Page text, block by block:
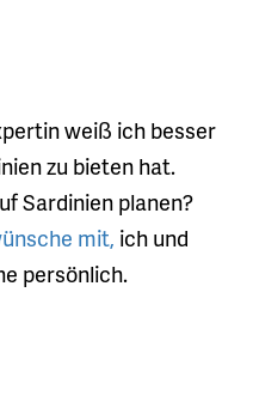
weiß ich besser
zu bieten hat.
Sardinien planen?
mit, ich und
persönlich.